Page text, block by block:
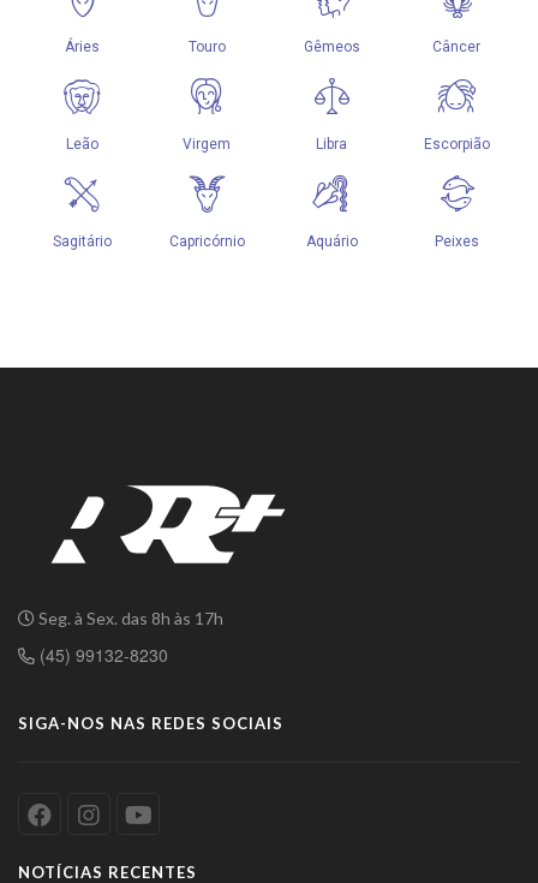
Seg. à Sex. das 8h às 17h
(45) 99132-8230
SIGA-NOS NAS REDES SOCIAIS
NOTÍCIAS RECENTES